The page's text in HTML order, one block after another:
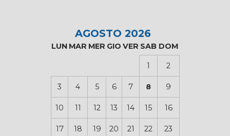
AGOSTO 2026
LUN MAR MER GIO VER SAB DOM
1 2
3 4 5 6 7 8 9
10 11 12 13 14 15 16
17 18 19 20 21 22 23